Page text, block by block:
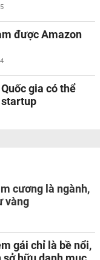
được Amazon
gia có thể
cương là ngành,
vàng
gái chỉ là bề nổi,